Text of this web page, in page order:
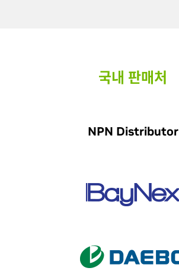
국내 판매처
NPN Distributor